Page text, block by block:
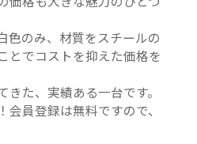
色のみ、材質をスチールの
とでコストを抑えた価格を
た、実績ある一台です。
員登録は無料ですので、